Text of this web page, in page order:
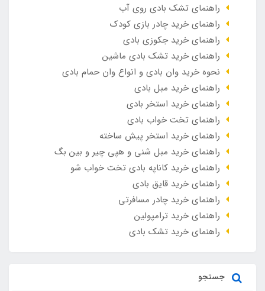
راهنمای تشک بادی روی آب
راهنمای خرید چادر بازی کودک
راهنمای خرید جکوزی بادی
راهنمای خرید تشک بادی ماشین
نحوه خرید وان بادی و انواع وان حمام بادی
راهنمای خرید مبل بادی
راهنمای خرید استخر بادی
راهنمای تخت خواب بادی
راهنمای خرید استخر پیش ساخته
راهنمای خرید مبل شنی و هپی چیر و بین بگ
راهنمای خرید کاناپه بادی تخت خواب شو
راهنمای خرید قایق بادی
راهنمای خرید چادر مسافرتی
راهنمای خرید ترامپولین
راهنمای خرید تشک بادی
جستجو